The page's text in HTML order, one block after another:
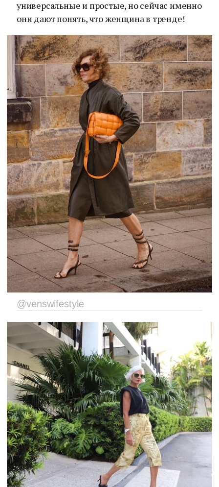
универсальные и простые, но сейчас именно
они дают понять, что женщина в тренде!
@venswifestyle